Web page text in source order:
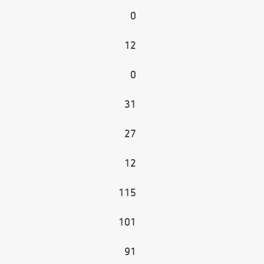
0
12
0
31
27
12
115
101
91